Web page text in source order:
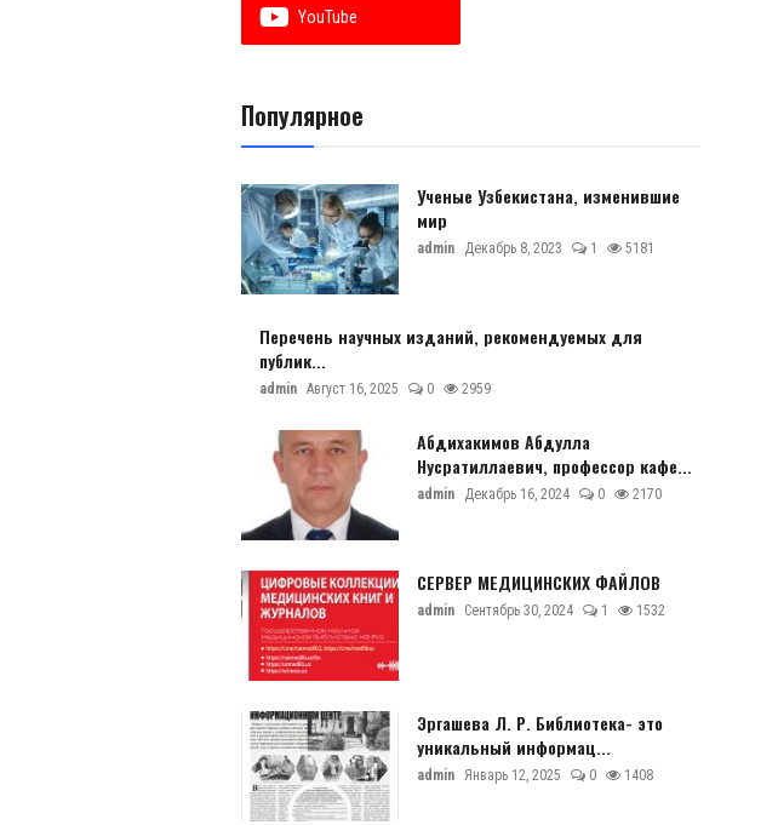
YouTube
Популярное
Ученые Узбекистана, изменившие
мир
admin Декабрь 8, 2023 1 5181
Перечень научных изданий, рекомендуемых для
публик...
admin Август 16, 2025 0 2959
Абдихакимов Абдулла
Нусратиллаевич, профессор кафе...
admin Декабрь 16, 2024 0 2170
СЕРВЕР МЕДИЦИНСКИХ ФАЙЛОВ
admin Сентябрь 30, 2024 1 1532
Эргашева Л. Р. Библиотека- это
уникальный информац...
admin Январь 12, 2025 0 1408